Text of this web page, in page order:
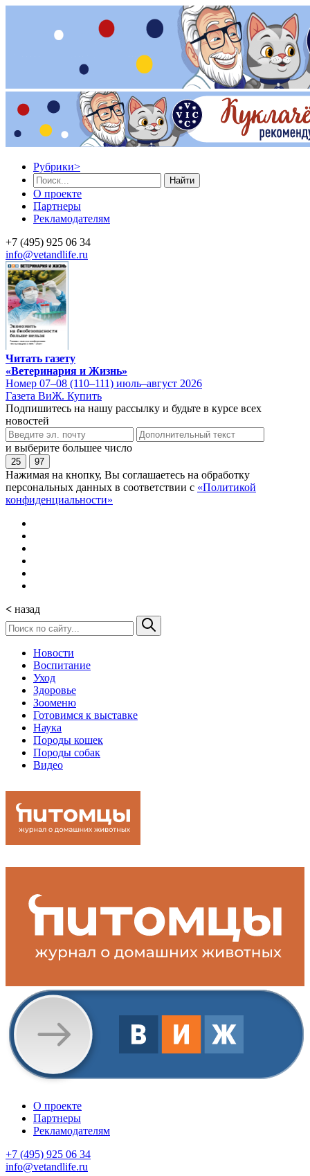
Рубрики>
Найти
О проекте
Партнеры
Рекламодателям
+7 (495) 925 06 34
info@vetandlife.ru
Читать газету
«Ветеринария и Жизнь»
Номер 07–08 (110–111) июль–август 2026
Газета ВиЖ. Купить
Подпишитесь на нашу рассылку и будьте в курсе всех
новостей
и выберите большее число
25 97
Нажимая на кнопку, Вы соглашаетесь на обработку
персональных данных в соответствии с «Политикой
конфиденциальности»
< назад
Новости
Воспитание
Уход
Здоровье
Зооменю
Готовимся к выставке
Наука
Породы кошек
Породы собак
Видео
О проекте
Партнеры
Рекламодателям
+7 (495) 925 06 34
info@vetandlife.ru